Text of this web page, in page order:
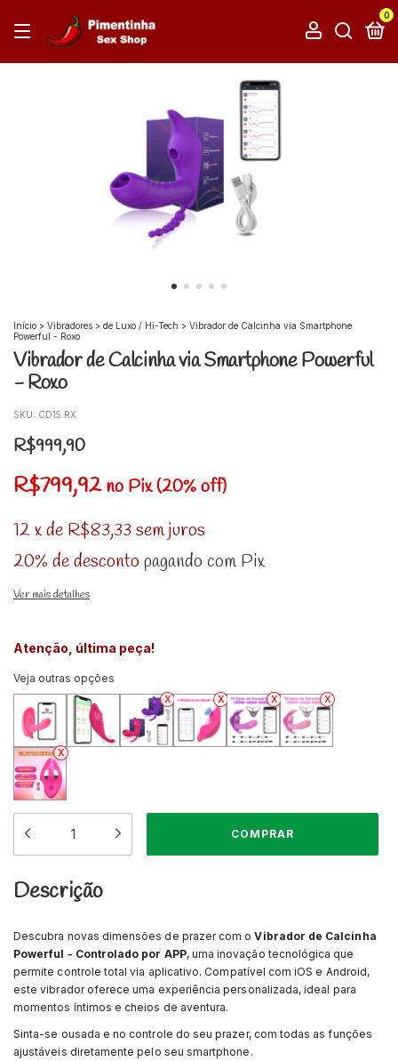
0
Início > Vibradores > de Luxo / Hi-Tech > Vibrador de Calcinha via Smartphone
Powerful - Roxo
Vibrador de Calcinha via Smartphone Powerful
- Roxo
SKU: CD15.RX
R$999,90
R$799,92 no Pix (20% off)
12 xde R$83,33 sem juros
20% de desconto pagando com Pix
Ver mais detalhes
Atenção, última peça!
Veja outras opções
Descrição
Descubra novas dimensões de prazer com oVibrador de Calcinha
Powerful - Controlado por APP, uma inovação tecnológica que
permite controle total via aplicativo. Compatível com iOS e Android,
este vibrador oferece uma experiência personalizada, ideal para
momentos íntimos e cheios de aventura.
Sinta-se ousada e no controle do seu prazer, com todas as funções
ajustáveis diretamente pelo seu smartphone.